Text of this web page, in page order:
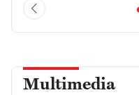
Multimedia